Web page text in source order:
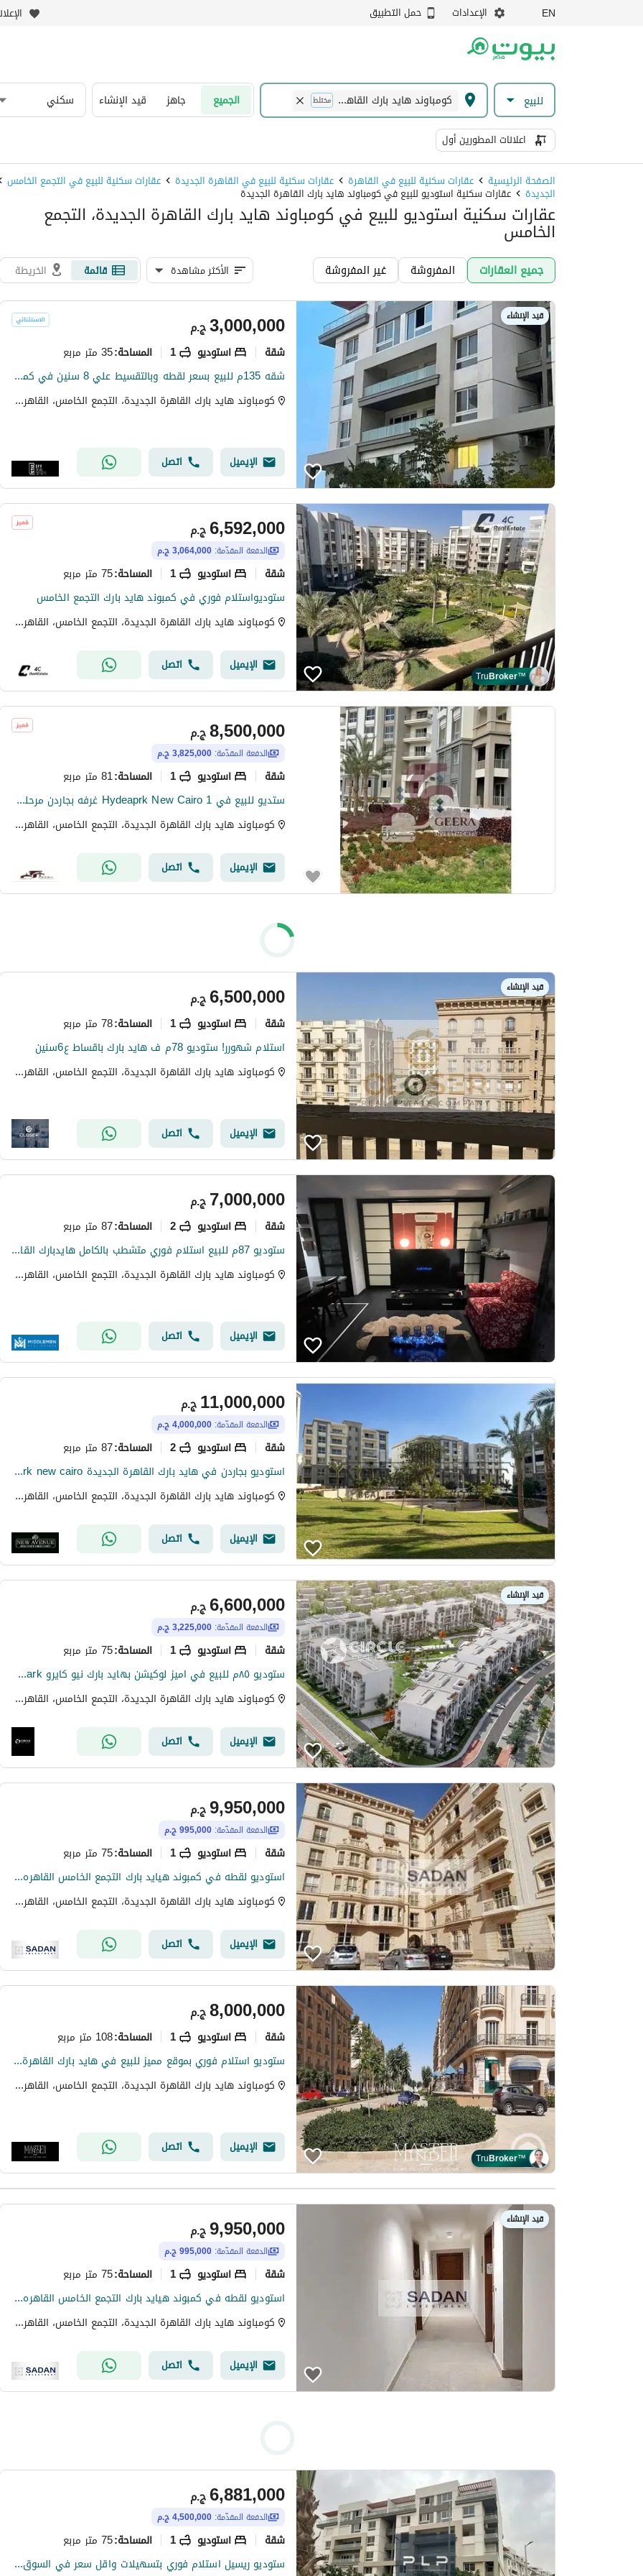
EN الإعدادات حمل التطبيق
للبيع كومباوند هايد بارك القاهرة الجديدة مختلط الجميع جاهز قيد الإنشاء سكني
اعلانات المطورين أول
الصفحة الرئيسية عقارات سكنية للبيع في القاهرة عقارات سكنية للبيع في القاهرة الجديدة عقارات سكنية للبيع في التجمع الخامس
الجديدة عقارات سكنية استوديو للبيع في كومباوند هايد بارك القاهرة الجديدة
عقارات سكنية استوديو للبيع في كومباوند هايد بارك القاهرة الجديدة، التجمع
الخامس
جميع العقارات المفروشة غير المفروشة الأكثر مشاهدة قائمة الخريطة
قيد الإنشاء
ج.م3,000,000
شقة استوديو 1 المساحة:35 متر مربع
شقه 135م للبيع بسعر لقطه وبالتقسيط علي 8 سنين في كمبوند هايد بارك ارقي مجتمع سكني في التجمع الخامس
كومباوند هايد بارك القاهرة الجديدة، التجمع الخامس، القاهرة الجديدة، القاهرة
الإيميل اتصل
TruBroker™
ج.م6,592,000
الدفعة المقدّمة: 3,064,000 ج.م
شقة استوديو 1 المساحة:75 متر مربع
ستوديواستلام فوري في كمبوند هايد بارك التجمع الخامس
كومباوند هايد بارك القاهرة الجديدة، التجمع الخامس، القاهرة الجديدة، القاهرة
الإيميل اتصل
ج.م8,500,000
الدفعة المقدّمة: 3,825,000 ج.م
شقة استوديو 1 المساحة:81 متر مربع
ستديو للبيع في Hydeaprk New Cairo 1 غرفه بجاردن مرحله ىجرينز
كومباوند هايد بارك القاهرة الجديدة، التجمع الخامس، القاهرة الجديدة، القاهرة
الإيميل اتصل
قيد الإنشاء
ج.م6,500,000
شقة استوديو 1 المساحة:78 متر مربع
استلام شهورر! ستوديو 78م ف هايد بارك باقساط ع6سنين
كومباوند هايد بارك القاهرة الجديدة، التجمع الخامس، القاهرة الجديدة، القاهرة
الإيميل اتصل
ج.م7,000,000
شقة استوديو 2 المساحة:87 متر مربع
ستوديو 87م للبيع استلام فوري متشطب بالكامل هايدبارك القاهرة الجديدة Hyde Park New Cairo
كومباوند هايد بارك القاهرة الجديدة، التجمع الخامس، القاهرة الجديدة، القاهرة
الإيميل اتصل
ج.م11,000,000
الدفعة المقدّمة: 4,000,000 ج.م
شقة استوديو 2 المساحة:87 متر مربع
استوديو بجاردن في هايد بارك القاهرة الجديدة Hyde park new cairo استلام قريب تشطيب بالكامل سعر مغري
كومباوند هايد بارك القاهرة الجديدة، التجمع الخامس، القاهرة الجديدة، القاهرة
الإيميل اتصل
قيد الإنشاء
ج.م6,600,000
الدفعة المقدّمة: 3,225,000 ج.م
شقة استوديو 1 المساحة:75 متر مربع
ستوديو ٨٥م للبيع في اميز لوكيشن بهايد بارك نيو كايرو Hyde Park التجمع الخامس القاهرة الجديدة بالقرب من الجامعة الامريكية AUC و بالقرب من ميفيدا Mivida
كومباوند هايد بارك القاهرة الجديدة، التجمع الخامس، القاهرة الجديدة، القاهرة
الإيميل اتصل
ج.م9,950,000
الدفعة المقدّمة: 995,000 ج.م
شقة استوديو 1 المساحة:75 متر مربع
استوديو لقطه في كمبوند هيايد بارك التجمع الخامس القاهره الجديده بالقرب من الجامعه الامريكيه
كومباوند هايد بارك القاهرة الجديدة، التجمع الخامس، القاهرة الجديدة، القاهرة
الإيميل اتصل
TruBroker™
ج.م8,000,000
شقة استوديو 1 المساحة:108 متر مربع
ستوديو استلام فوري بموقع مميز للبيع في هايد بارك القاهرة الجديدة
كومباوند هايد بارك القاهرة الجديدة، التجمع الخامس، القاهرة الجديدة، القاهرة
الإيميل اتصل
قيد الإنشاء
ج.م9,950,000
الدفعة المقدّمة: 995,000 ج.م
شقة استوديو 1 المساحة:75 متر مربع
استوديو لقطه في كمبوند هيايد بارك التجمع الخامس القاهره الجديده بالقرب من الجامعه الامريكيه
كومباوند هايد بارك القاهرة الجديدة، التجمع الخامس، القاهرة الجديدة، القاهرة
الإيميل اتصل
ج.م6,881,000
الدفعة المقدّمة: 4,500,000 ج.م
شقة استوديو 1 المساحة:75 متر مربع
ستوديو ريسيل استلام فوري بتسهيلات واقل سعر في السوق لسرعه البيع في كمبوند هايد بارك القاهره الجديده